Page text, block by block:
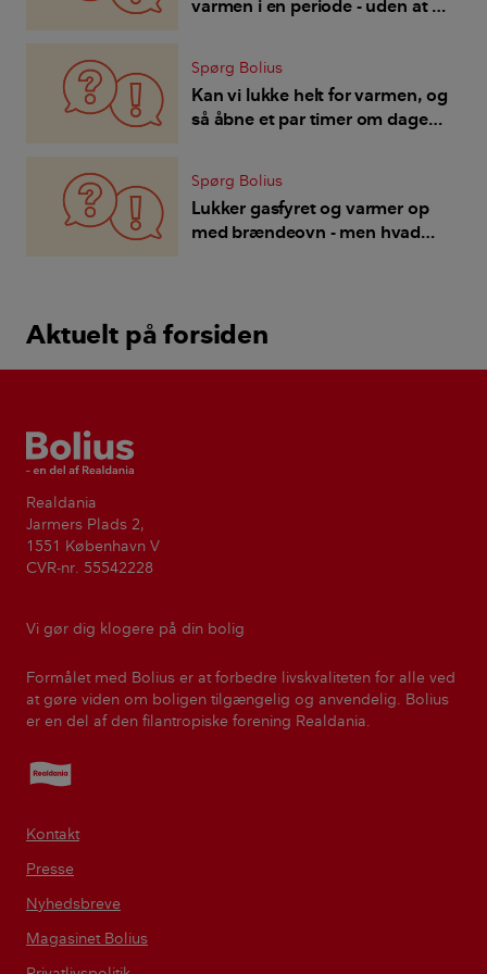
varmen i en periode - uden at få
Spørg Bolius
Kan vi lukke helt for varmen, og
så åbne et par timer om dagen
Spørg Bolius
Lukker gasfyret og varmer op
med brændeovn - men hvad
Aktuelt på forsiden
Bolius
Realdania
Jarmers Plads 2,
1551 København V
CVR-nr. 55542228
Vi gør dig klogere på din bolig
Formålet med Bolius er at forbedre livskvaliteten for alle ved
at gøre viden om boligen tilgængelig og anvendelig. Bolius
er en del af den filantropiske forening Realdania.
Realdania
Kontakt
Presse
Nyhedsbreve
Magasinet Bolius